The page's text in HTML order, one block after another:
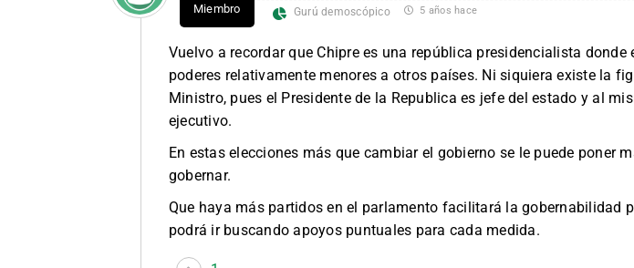
Miembro Gurú demoscópico 5 años hace
Vuelvo a recordar que Chipre es una república presidencialista donde
poderes relativamente menores a otros países. Ni siquiera existe la
Ministro, pues el Presidente de la Republica es jefe del estado y al
ejecutivo.
En estas elecciones más que cambiar el gobierno se le puede poner
gobernar.
Que haya más partidos en el parlamento facilitará la gobernabilidad
podrá ir buscando apoyos puntuales para cada medida.